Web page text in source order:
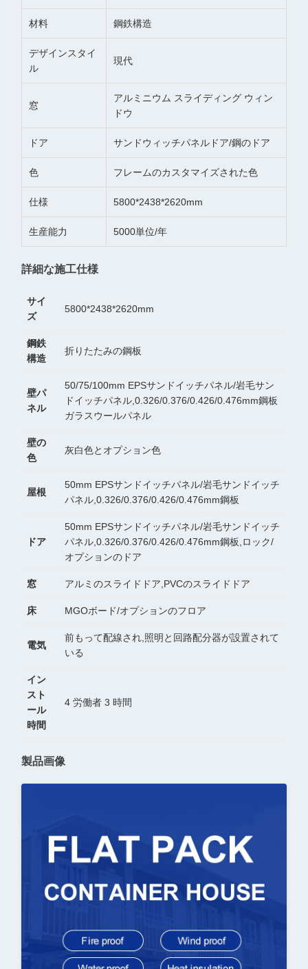
材料 鋼鉄構造
デザインスタイ
ル
現代
窓
アルミニウム スライディング ウィン
ドウ
ドア サンドウィッチパネルドア/鋼のドア
色 フレームのカスタマイズされた色
仕様 5800*2438*2620mm
生産能力 5000単位/年
詳細な施工仕様
サイ
ズ
5800*2438*2620mm
鋼鉄
構造
折りたたみの鋼板
壁パ
ネル
50/75/100mm EPSサンドイッチパネル/岩毛サン
ドイッチパネル,0.326/0.376/0.426/0.476mm鋼板
ガラスウールパネル
壁の
色
灰白色とオプション色
屋根
50mm EPSサンドイッチパネル/岩毛サンドイッチ
パネル,0.326/0.376/0.426/0.476mm鋼板
ドア
50mm EPSサンドイッチパネル/岩毛サンドイッチ
パネル,0.326/0.376/0.426/0.476mm鋼板,ロック/
オプションのドア
窓 アルミのスライドドア,PVCのスライドドア
床 MGOボード/オプションのフロア
電気
前もって配線され,照明と回路配分器が設置されて
いる
イン
スト
ール
時間
4 労働者 3 時間
製品画像